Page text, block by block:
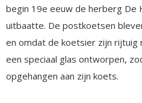
begin 19e eeuw de herberg De
uitbaatte. De postkoetsen
en omdat de koetsier zijn
een speciaal glas ontworpen,
opgehangen aan zijn koets.